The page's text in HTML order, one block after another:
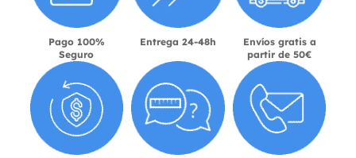
Pago 100%
Seguro
Entrega 24-48h
Envíos gratis a
partir de 50€